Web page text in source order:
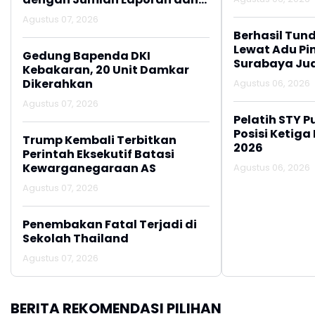
Korban Penipuan Digital
Agustus 07, 2026
Gedung Bapenda DKI
Kebakaran, 20 Unit Damkar
Dikerahkan
Agustus 07, 2026
Trump Kembali Terbitkan
Perintah Eksekutif Batasi
Kewarganegaraan AS
Agustus 07, 2026
Penembakan Fatal Terjadi di
Sekolah Thailand
Agustus 07, 2026
Berhasil
Lewat Adu
Surabaya
2026
Agustus 06, 2026
Pelatih STY
Posisi Ketiga
2026
Agustus 06, 2026
BERITA REKOMENDASI PILIHAN